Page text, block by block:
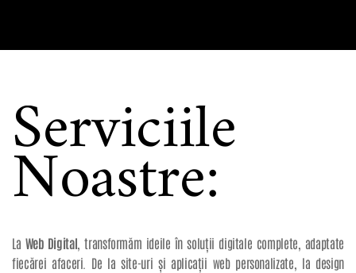
Serviciile
Noastre:
La Web Digital , transformăm ideile în soluții digitale complete, adaptate
fiecărei afaceri. De la site-uri și aplicații web personalizate, la design